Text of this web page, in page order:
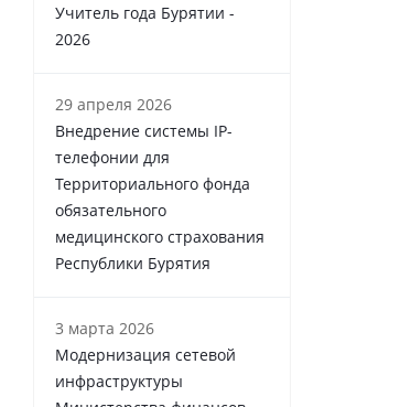
Учитель года Бурятии -
2026
29 апреля 2026
Внедрение системы IP-
телефонии для
Территориального фонда
обязательного
медицинского страхования
Республики Бурятия
3 марта 2026
Модернизация сетевой
инфраструктуры